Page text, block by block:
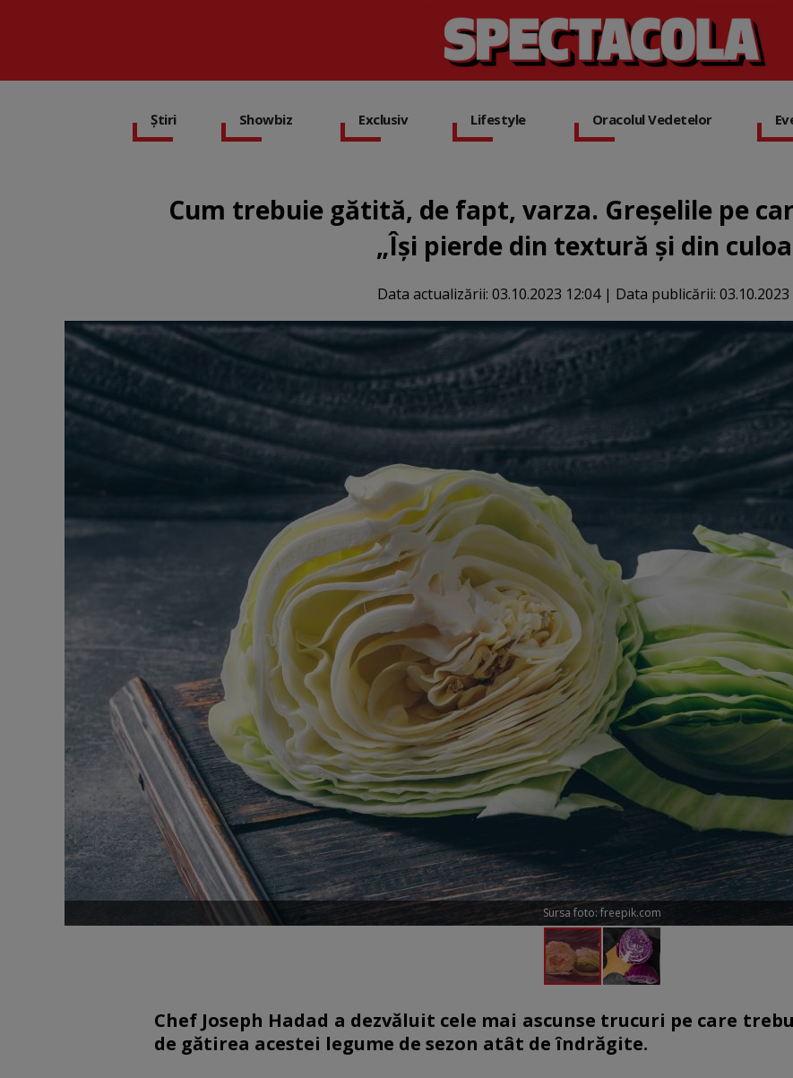
Știri Showbiz Exclusiv Lifestyle Oracolul Vedetelor
Cum trebuie gătită, de fapt, varza. Greșelile pe
„Își pierde din textură și din
Data actualizării: 03.10.2023 12:04 | Data publicării: 03.10.2023
Sursa foto: freepik.com
Chef Joseph Hadad a dezvăluit cele mai ascunse trucuri pe care
de gătirea acestei legume de sezon atât de îndrăgite.